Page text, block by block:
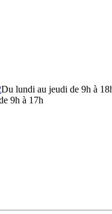
Du lundi au jeudi de 9h à
9h à 17h